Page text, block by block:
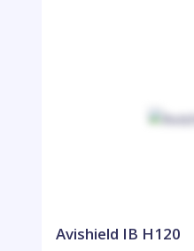
Avishield IB H120